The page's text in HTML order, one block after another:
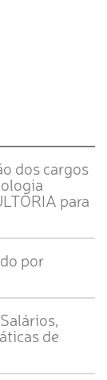
dos cargos
para
por
de